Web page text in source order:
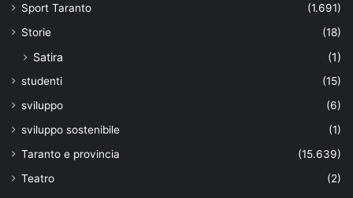
Sport Taranto
(1.691)
Storie
(18)
Satira (1)
studenti
(15)
sviluppo
(6)
sviluppo sostenibile
(1)
Taranto e provincia
(15.639)
Teatro
(2)